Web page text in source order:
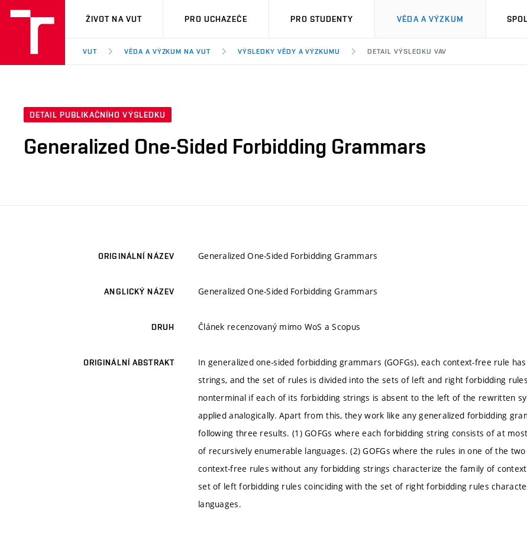
VUT
ŽIVOT NA VUT PRO UCHAZEČE PRO STUDENTY VĚDA A VÝZKUM
VUT VĚDA A VÝZKUM NA VUT VÝSLEDKY VĚDY A VÝZKUMU DETAIL VÝSLEDKU VAV
DETAIL PUBLIKAČNÍHO VÝSLEDKU
Generalized One-Sided Forbidding Grammars
ORIGINÁLNÍ NÁZEV Generalized One-Sided Forbidding Grammars
ANGLICKÝ NÁZEV Generalized One-Sided Forbidding Grammars
DRUH Článek recenzovaný mimo WoS a Scopus
ORIGINÁLNÍ ABSTRAKT
In generalized one-sided forbidding grammars (GOFGs), each context-free rule
strings, and the set of rules is divided into the sets of left and right forbidding
nonterminal if each of its forbidding strings is absent to the left of the rewritten
applied analogically. Apart from this, they work like any generalized forbidding
following three results. (1) GOFGs where each forbidding string consists of at
of recursively enumerable languages. (2) GOFGs where the rules in one of the
context-free rules without any forbidding strings characterize the family of
set of left forbidding rules coinciding with the set of right forbidding rules
languages.